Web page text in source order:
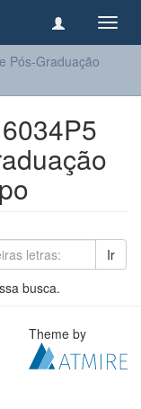
Pós-Graduação
Ir
busca.
Theme by